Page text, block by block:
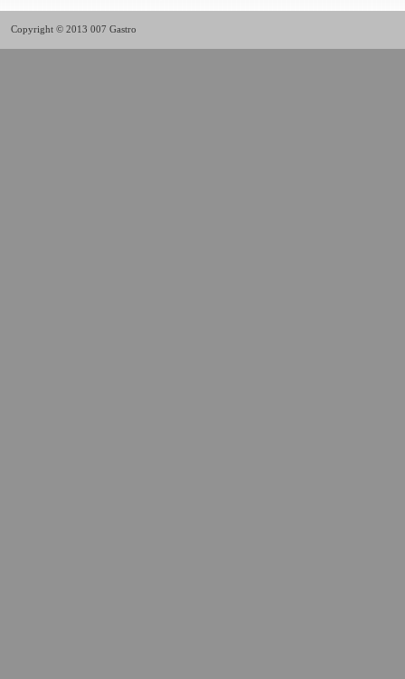
Copyright © 2013 007 Gastro